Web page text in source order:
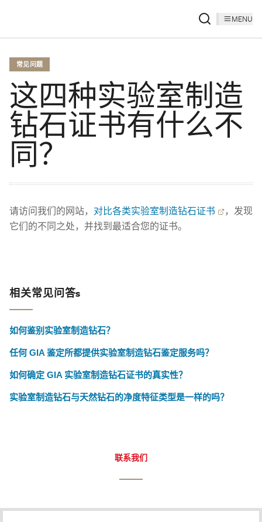
MENU
常见问题
这四种实验室制造
钻石证书有什么不
同？
请访问我们的网站， 对比各类实验室制造钻石证书
，发现
它们的不同之处，并找到最适合您的证书。
相关常见问答s
如何鉴别实验室制造钻石？
任何 GIA 鉴定所都提供实验室制造钻石鉴定服务吗？
如何确定 GIA 实验室制造钻石证书的真实性？
实验室制造钻石与天然钻石的净度特征类型是一样的吗？
联系我们